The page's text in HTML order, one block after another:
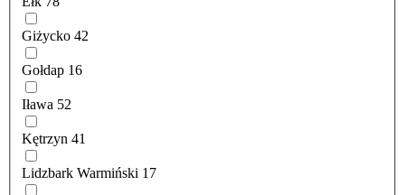
Giżycko 42
Gołdap 16
Iława 52
Kętrzyn 41
Lidzbark Warmiński 17